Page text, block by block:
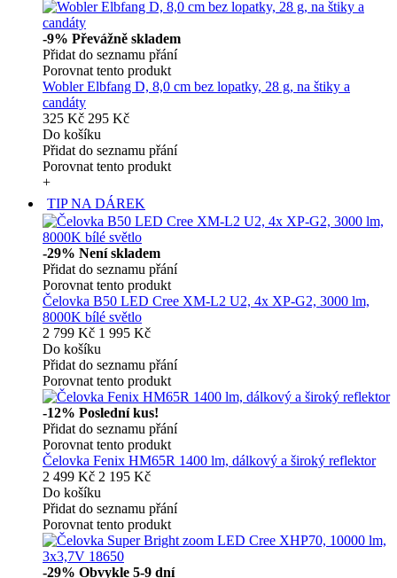
-9% Převážně skladem
Přidat do seznamu přání
Porovnat tento produkt
Wobler Elbfang D, 8,0 cm bez lopatky, 28 g, na štiky a
candáty
325 Kč 295 Kč
Do košíku
Přidat do seznamu přání
Porovnat tento produkt
+
TIP NA DÁREK
-29% Není skladem
Přidat do seznamu přání
Porovnat tento produkt
Čelovka B50 LED Cree XM-L2 U2, 4x XP-G2, 3000 lm,
8000K bílé světlo
2 799 Kč 1 995 Kč
Do košíku
Přidat do seznamu přání
Porovnat tento produkt
-12% Poslední kus!
Přidat do seznamu přání
Porovnat tento produkt
Čelovka Fenix HM65R 1400 lm, dálkový a široký reflektor
2 499 Kč 2 195 Kč
Do košíku
Přidat do seznamu přání
Porovnat tento produkt
-29% Obvykle 5-9 dní